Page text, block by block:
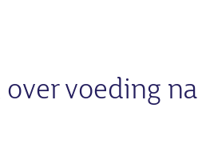
over voeding na